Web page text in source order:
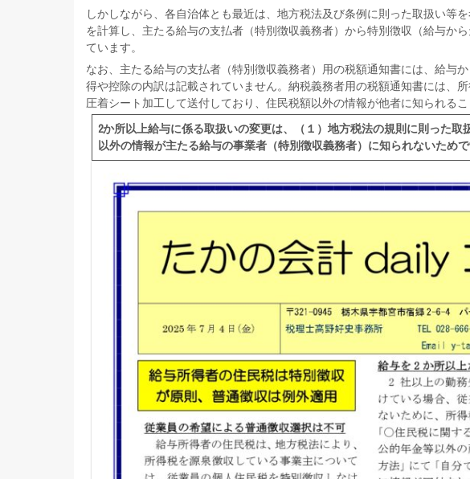
しかしながら、各自治体とも最近は、地方税法及び条例に則った取扱い等
を計算し、主たる給与の支払者（特別徴収義務者）から特別徴収（給与か
ています。
なお、主たる給与の支払者（特別徴収義務者）用の税額通知書には、給与
得や控除の内訳は記載されていません。納税義務者用の税額通知書には、所
圧着シート加工して送付しており、住民税額以外の情報が他者に知られるこ
2か所以上給与に係る取扱いの変更は、（１）地方税法の規則に則った取
以外の情報が主たる給与の事業者（特別徴収義務者）に知られないためで